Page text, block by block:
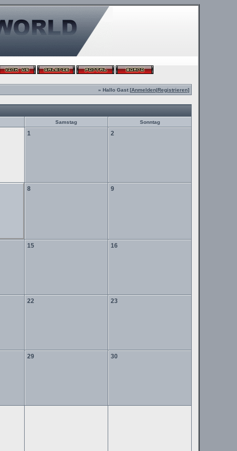
» Hallo Gast [Anmelden|Registrieren]
Samstag Sonntag
1 2
8 9
15 16
22 23
29 30